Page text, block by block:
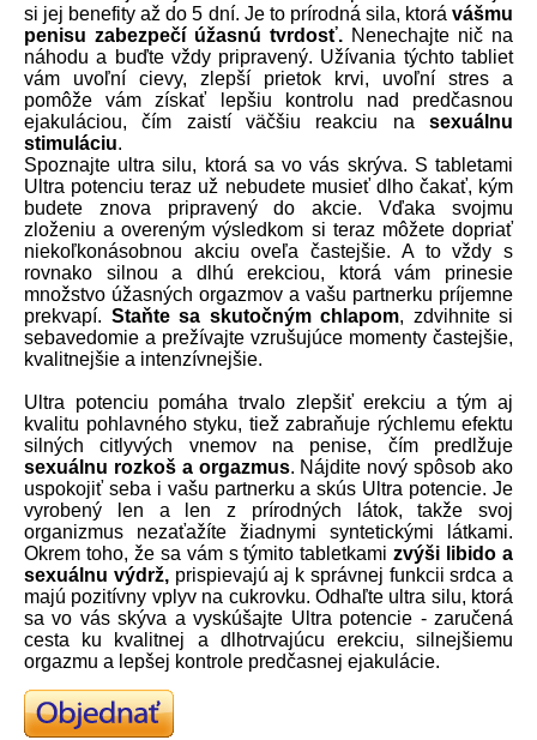
si jej benefity až do 5 dní. Je to prírodná sila, ktorá vášmu
penisu zabezpečí úžasnú tvrdosť. Nenechajte nič na
náhodu a buďte vždy pripravený. Užívania týchto tabliet
vám uvoľní cievy, zlepší prietok krvi, uvoľní stres a
pomôže vám získať lepšiu kontrolu nad predčasnou
ejakuláciou, čím zaistí väčšiu reakciu na sexuálnu
stimuláciu.
Spoznajte ultra silu, ktorá sa vo vás skrýva. S tabletami
Ultra potenciu teraz už nebudete musieť dlho čakať, kým
budete znova pripravený do akcie.Vďaka svojmu
zloženiu a overeným výsledkom si teraz môžete dopriať
niekoľkonásobnou akciu oveľa častejšie. A to vždy s
rovnako silnou a dlhú erekciou, ktorá vám prinesie
množstvo úžasných orgazmov a vašu partnerku príjemne
prekvapí. Staňte sa skutočným chlapom, zdvihnite si
sebavedomie a prežívajte vzrušujúce momenty častejšie,
kvalitnejšie a intenzívnejšie.
Ultra potenciu pomáha trvalo zlepšiť erekciu a tým aj
kvalitu pohlavného styku, tiež zabraňuje rýchlemu efektu
silných citlyvých vnemov na penise, čím predlžuje
sexuálnu rozkoš a orgazmus. Nájdite nový spôsob ako
uspokojiť seba i vašu partnerku a skús Ultra potencie. Je
vyrobený len a len z prírodných látok, takže svoj
organizmus nezaťažíte žiadnymi syntetickými látkami.
Okrem toho, že sa vám s týmito tabletkamizvýši libido a
sexuálnu výdrž,prispievajú aj k správnej funkcii srdca a
majú pozitívny vplyv na cukrovku. Odhaľte ultra silu, ktorá
sa vo vás skýva a vyskúšajte Ultra potencie - zaručená
cesta ku kvalitnej a dlhotrvajúcu erekciu, silnejšiemu
orgazmu a lepšej kontrole predčasnej ejakulácie.